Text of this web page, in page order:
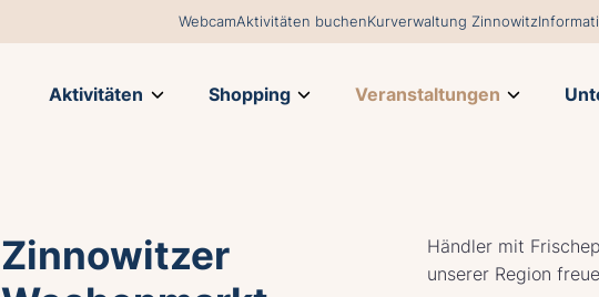
WebcamAktivitäten buchenKurverwaltung Zinnowitz
Aktivitäten Shopping Veranstaltungen
Zinnowitzer
Händler mit
unserer Region